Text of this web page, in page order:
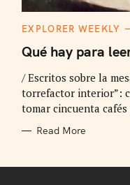
C
T
E
O
R
I
E
S
EXPLORER WEEKLY
Qué hay para
/ Escritos sobre la
torrefactor interior”:
tomar cincuenta cafés
Read More